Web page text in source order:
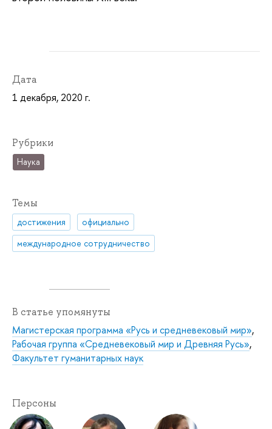
Дата
1 декабря, 2020 г.
Рубрики
Наука
Темы
достижения
официально
международное сотрудничество
В статье упомянуты
Магистерская программа «Русь и средневековый мир»,
Рабочая группа «Средневековый мир и Древняя Русь»,
Факультет гуманитарных наук
Персоны